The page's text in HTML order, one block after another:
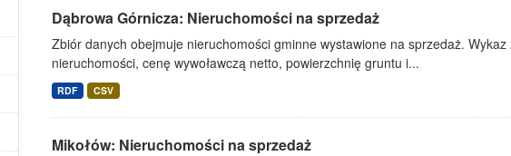
Dąbrowa Górnicza: Nieruchomości na sprzedaż
Zbiór danych obejmuje nieruchomości gminne wystawione na sprzedaż.
nieruchomości, cenę wywoławczą netto, powierzchnię gruntu i...
RDF CSV
Mikołów: Nieruchomości na sprzedaż